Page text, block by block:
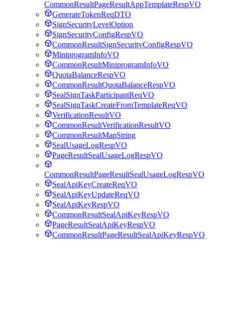
CommonResultPageResultAppTemplateRespVO
GenerateTokenReqDTO
SignSecurityLevelOption
SignSecurityConfigRespVO
CommonResultSignSecurityConfigRespVO
MiniprogramInfoVO
CommonResultMiniprogramInfoVO
QuotaBalanceRespVO
CommonResultQuotaBalanceRespVO
SealSignTaskParticipantReqVO
SealSignTaskCreateFromTemplateReqVO
VerificationResultVO
CommonResultVerificationResultVO
CommonResultMapString
SealUsageLogRespVO
PageResultSealUsageLogRespVO
CommonResultPageResultSealUsageLogRespVO
SealApiKeyCreateReqVO
SealApiKeyUpdateReqVO
SealApiKeyRespVO
CommonResultSealApiKeyRespVO
PageResultSealApiKeyRespVO
CommonResultPageResultSealApiKeyRespVO